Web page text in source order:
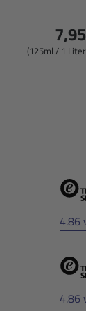
(125ml / 1
4.86
4.86